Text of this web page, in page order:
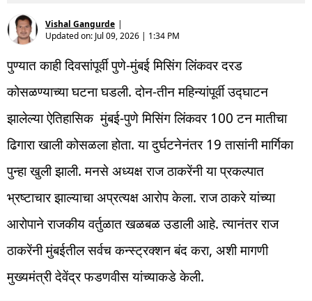
Vishal Gangurde |
Updated on: Jul 09, 2026 | 1:34 PM
पुण्यात काही दिवसांपूर्वी पुणे-मुंबई मिसिंग लिंकवर दरड
कोसळण्याच्या घटना घडली. दोन-तीन महिन्यांपूर्वी उद्घाटन
झालेल्या ऐतिहासिक मुंबई-पुणे मिसिंग लिंकवर 100 टन मातीचा
ढिगारा खाली कोसळला होता. या दुर्घटनेनंतर 19 तासांनी मार्गिका
पुन्हा खुली झाली. मनसे अध्यक्ष राज ठाकरेंनी या प्रकल्पात
भ्रष्टाचार झाल्याचा अप्रत्यक्ष आरोप केला. राज ठाकरे यांच्या
आरोपाने राजकीय वर्तुळात खळबळ उडाली आहे. त्यानंतर राज
ठाकरेंनी मुंबईतील सर्वच कन्स्ट्रक्शन बंद करा, अशी मागणी
मुख्यमंत्री देवेंद्र फडणवीस यांच्याकडे केली.